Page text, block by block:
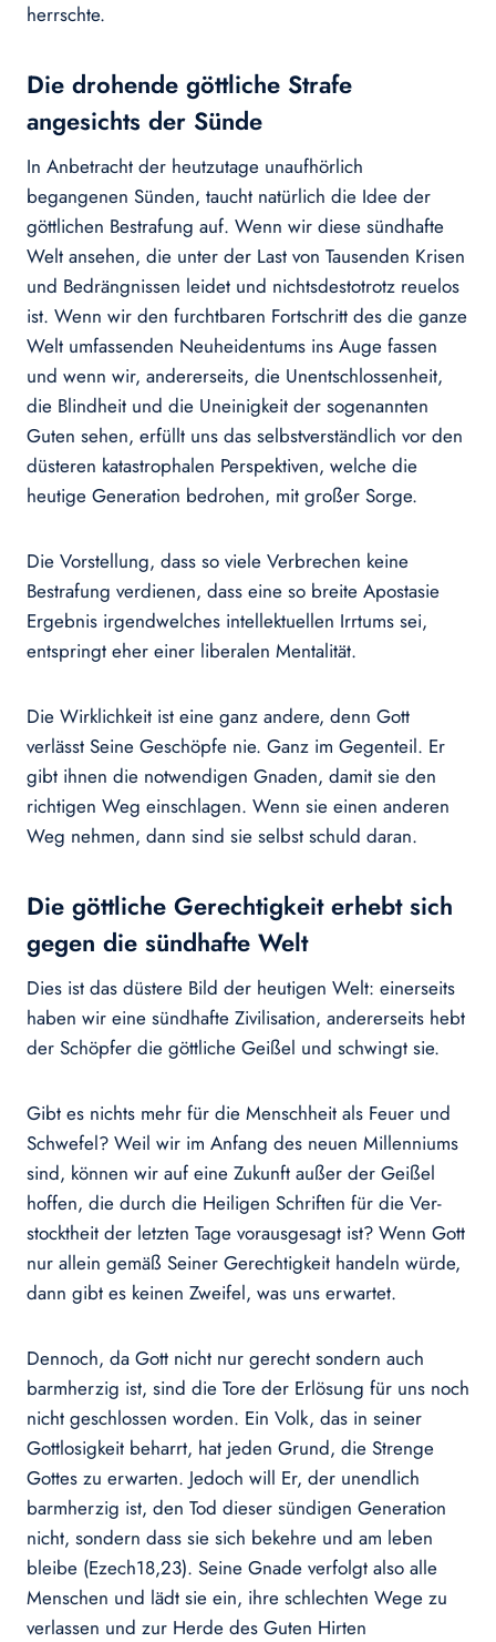
herrschte.
Die drohende göttliche Strafe
angesichts der Sünde
In Anbetracht der heutzutage unaufhörlich
begangenen Sünden, taucht natürlich die Idee der
göttlichen Bestrafung auf. Wenn wir diese sündhafte
Welt ansehen, die unter der Last von Tausenden Krisen
und Bedrängnissen leidet und nichtsdestotrotz reuelos
ist. Wenn wir den furchtbaren Fortschritt des die ganze
Welt umfassenden Neuheidentums ins Auge fas­sen
und wenn wir, andererseits, die Unent­schlossenheit,
die Blindheit und die Unei­nigkeit der sogenannten
Guten sehen, erfüllt uns das selbstverständlich vor den
düsteren katastrophalen Perspektiven, welche die
heutige Generation bedrohen, mit großer Sorge.
Die Vorstellung, dass so viele Verbrechen keine
Bestrafung verdienen, dass eine so breite Apostasie
Ergebnis irgendwelches intellektuellen Irr­tums sei,
entspringt eher einer liberalen Mentalität.
Die Wirklichkeit ist eine ganz andere, denn Gott
verlässt Seine Geschöpfe nie. Ganz im Gegenteil. Er
gibt ihnen die notwendigen Gnaden, damit sie den
richtigen Weg ein­schlagen. Wenn sie einen anderen
Weg neh­men, dann sind sie selbst schuld daran.
Die göttliche Gerechtigkeit erhebt sich
gegen die sündhafte Welt
Dies ist das düstere Bild der heutigen Welt: einerseits
haben wir eine sündhafte Zivili­sation, andererseits hebt
der Schöpfer die göttliche Geißel und schwingt sie.
Gibt es nichts mehr für die Menschheit als Feuer und
Schwefel? Weil wir im Anfang des neuen Millenniums
sind, können wir auf eine Zukunft außer der Geißel
hoffen, die durch die Heiligen Schriften für die Ver­
stocktheit der letzten Tage vorausgesagt ist? Wenn Gott
nur allein gemäß Seiner Gerechtigkeit handeln würde,
dann gibt es keinen Zweifel, was uns erwartet.
Dennoch, da Gott nicht nur gerecht sondern auch
barmherzig ist, sind die Tore der Erlösung für uns noch
nicht geschlossen worden. Ein Volk, das in seiner
Gottlosigkeit beharrt, hat jeden Grund, die Strenge
Gottes zu erwarten. Jedoch will Er, der unendlich
barmherzig ist, den Tod die­ser sündigen Generation
nicht, sondern dass sie sich bekehre und am leben
bleibe (Ezech18,23). Seine Gnade verfolgt also alle
Menschen und lädt sie ein, ihre schlech­ten Wege zu
verlassen und zur Herde des Guten Hirten